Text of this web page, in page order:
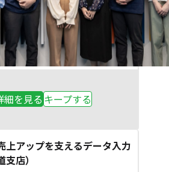
細を見る キープする
上アップを支えるデータ入力
店）